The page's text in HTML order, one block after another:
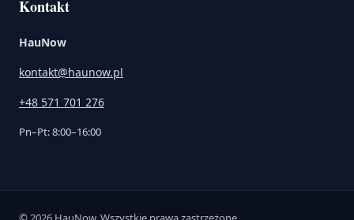
Kontakt
HauNow
kontakt@haunow.pl
+48 571 701 276
Pn–Pt: 8:00–16:00